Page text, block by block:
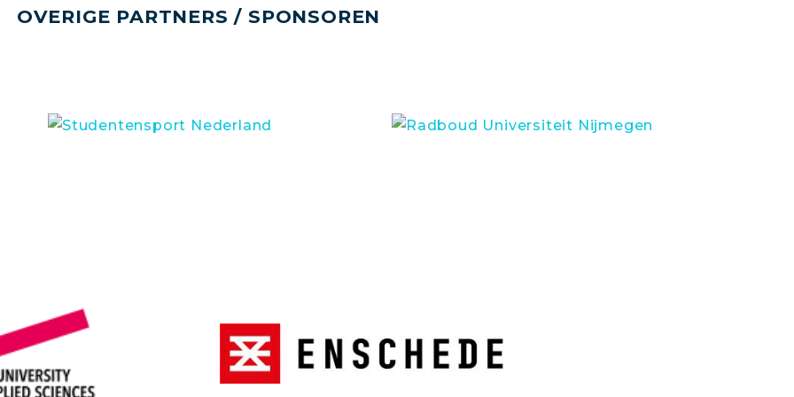
OVERIGE PARTNERS / SPONSOREN